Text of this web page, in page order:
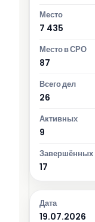
7 435
87
26
9
17
19.07.2026